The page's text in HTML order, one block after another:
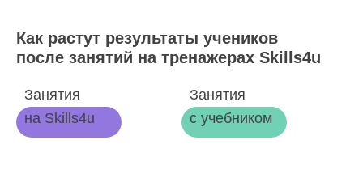
Как растут результаты учеников
после занятий на тренажерах Skills4u
Занятия
на Skills4u
Занятия
с учебником